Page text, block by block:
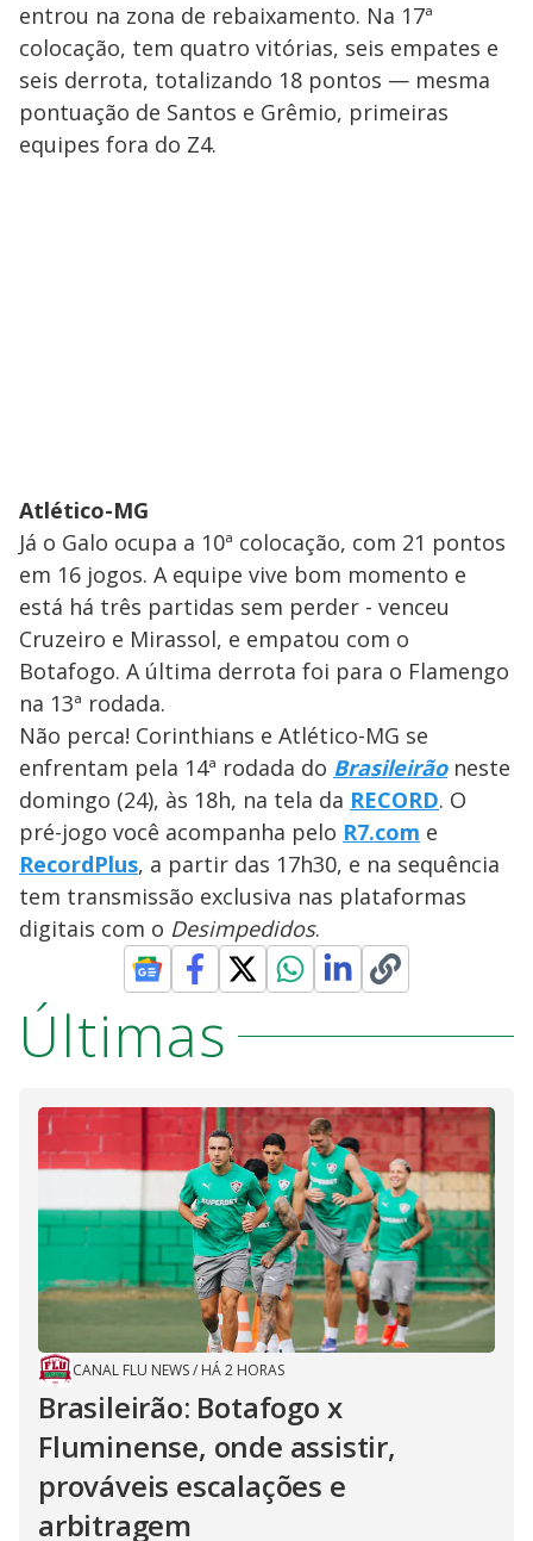
entrou na zona de rebaixamento. Na 17ª
colocação, tem quatro vitórias, seis empates e
seis derrota, totalizando 18 pontos — mesma
pontuação de Santos e Grêmio, primeiras
equipes fora do Z4.
Atlético-MG
Já o Galo ocupa a 10ª colocação, com 21 pontos
em 16 jogos. A equipe vive bom momento e
está há três partidas sem perder - venceu
Cruzeiro e Mirassol, e empatou com o
Botafogo. A última derrota foi para o Flamengo
na 13ª rodada.
Não perca! Corinthians e Atlético-MG se
enfrentam pela 14ª rodada do Brasileirãoneste
domingo (24), às 18h, na tela da RECORD. O
pré-jogo você acompanha pelo R7.com e
RecordPlus, a partir das 17h30, e na sequência
tem transmissão exclusiva nas plataformas
digitais com o Desimpedidos.
Últimas
CANAL FLU NEWS/ HÁ 2 HORAS
Brasileirão: Botafogo x
Fluminense, onde assistir,
prováveis escalações e
arbitragem